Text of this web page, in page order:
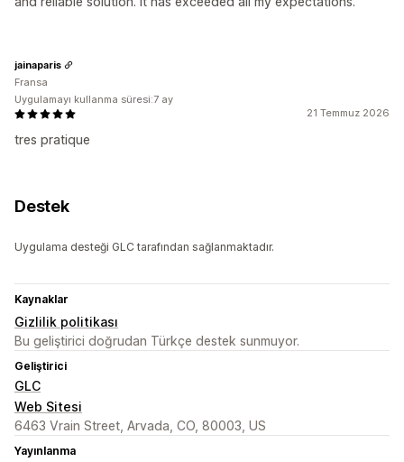
21 Temmuz 2026
tres pratique
jainaparis
Fransa
Uygulamayı kullanma süresi:7 ay
Destek
Uygulama desteği GLC tarafından sağlanmaktadır.
Kaynaklar
Gizlilik politikası
Bu geliştirici doğrudan Türkçe destek sunmuyor.
Geliştirici
GLC
Web Sitesi
6463 Vrain Street, Arvada, CO, 80003, US
Yayınlanma